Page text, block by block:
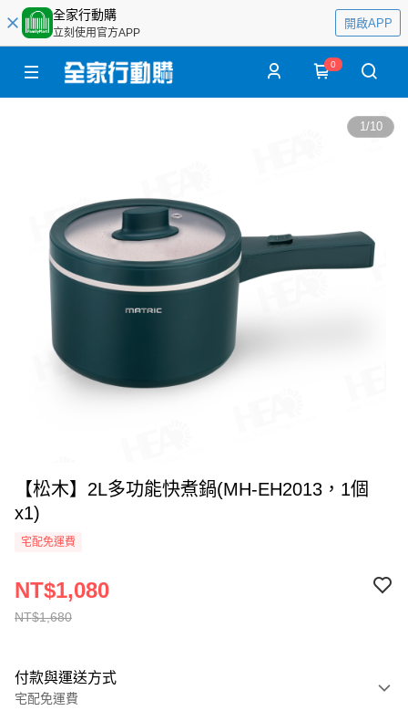
全家行動購
立刻使用官方APP
開啟APP
0
1/10
【松木】2L多功能快煮鍋(MH-EH2013，1個
x1)
宅配免運費
NT$1,680
NT$1,080
付款與運送方式
宅配免運費